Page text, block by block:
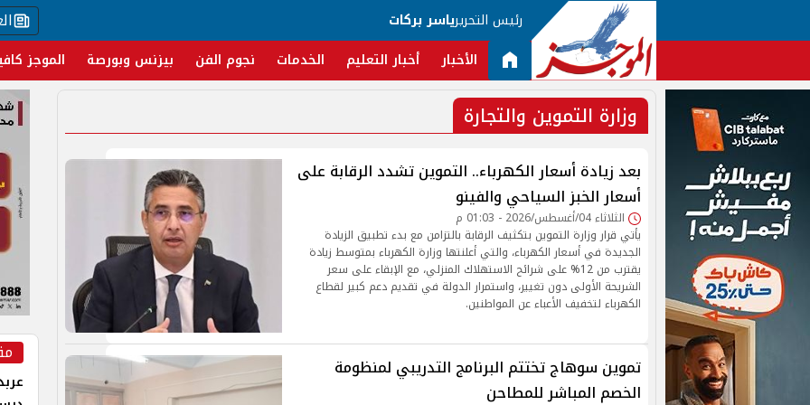
رئيس التحريرياسر بركات
الأخبار أخبار التعليم الخدمات نجوم الفن بيزنس وبورصة الموجز
وزارة التموين والتجارة
بعد زيادة أسعار الكهرباء.. التموين تشدد الرقابة على
أسعار الخبز السياحي والفينو
الثلاثاء 04/أغسطس/2026 - 01:03 م
يأتي قرار وزارة التموين بتكثيف الرقابة بالتزامن مع بدء تطبيق الزيادة
الجديدة في أسعار الكهرباء، والتي أعلنتها وزارة الكهرباء بمتوسط زيادة
يقترب من 12% على شرائح الاستهلاك المنزلي، مع الإبقاء على سعر
الشريحة الأولى دون تغيير، واستمرار الدولة في تقديم دعم كبير لقطاع
الكهرباء لتخفيف الأعباء عن المواطنين.
تموين سوهاج تختتم البرنامج التدريبي لمنظومة
الخصم المباشر للمطاحن